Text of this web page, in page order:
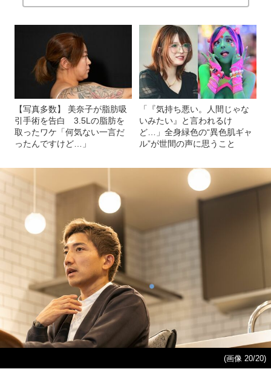
【写真多数】 美奈子が脂肪吸
引手術を告白 3.5Lの脂肪を
取ったワケ「何気ない一言だ
ったんですけど…」
「『気持ち悪い。人間じゃな
いみたい』と言われるけ
ど…」全身緑色の“異色肌ギャ
ル”が世間の声に思うこと
(画像 20/20)